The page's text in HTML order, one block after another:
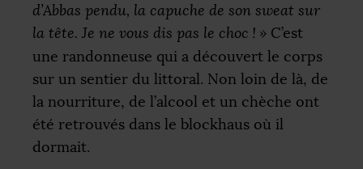
d’Abbas pendu, la capuche de son sweat sur
la tête. Je ne vous dis pas le choc ! » C’est
une randonneuse qui a découvert le corps
sur un sentier du littoral. Non loin de là, de
la nourriture, de l’alcool et un chèche ont
été retrouvés dans le blockhaus où il
dormait.